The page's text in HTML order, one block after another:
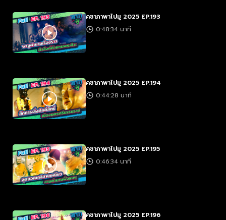
คชาภาพาไปมู 2025 EP.193
0:48:34 นาที
คชาภาพาไปมู 2025 EP.194
0:44:28 นาที
คชาภาพาไปมู 2025 EP.195
0:46:34 นาที
คชาภาพาไปมู 2025 EP.196